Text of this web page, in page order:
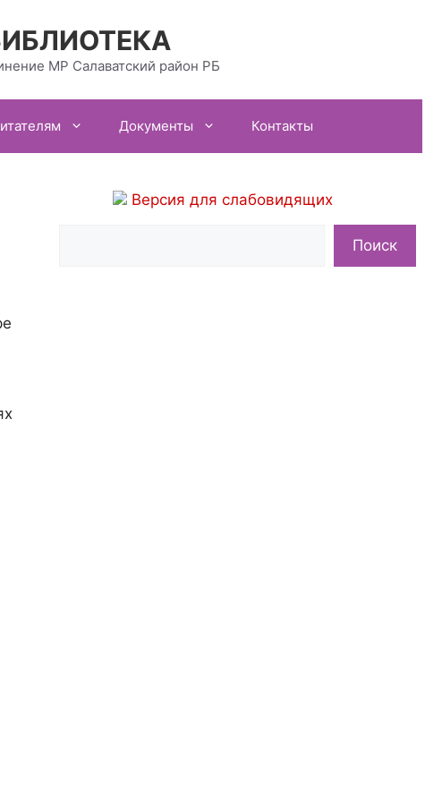
МР Салаватский район РБ
Документы Контакты
Версия для слабовидящих
Поиск